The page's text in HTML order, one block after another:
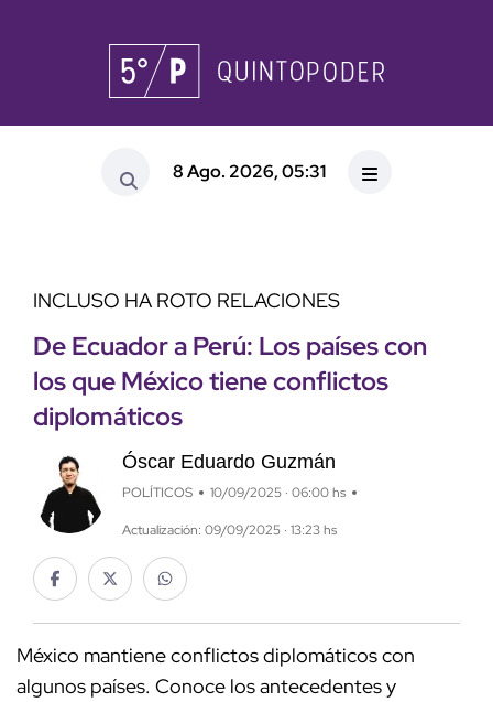
8 Ago. 2026, 05:31
INCLUSO HA ROTO RELACIONES
De Ecuador a Perú: Los países con
los que México tiene conflictos
diplomáticos
Óscar Eduardo Guzmán
POLÍTICOS 10/09/2025 · 06:00 hs
Actualización: 09/09/2025 · 13:23 hs
México mantiene conflictos diplomáticos con
algunos países. Conoce los antecedentes y